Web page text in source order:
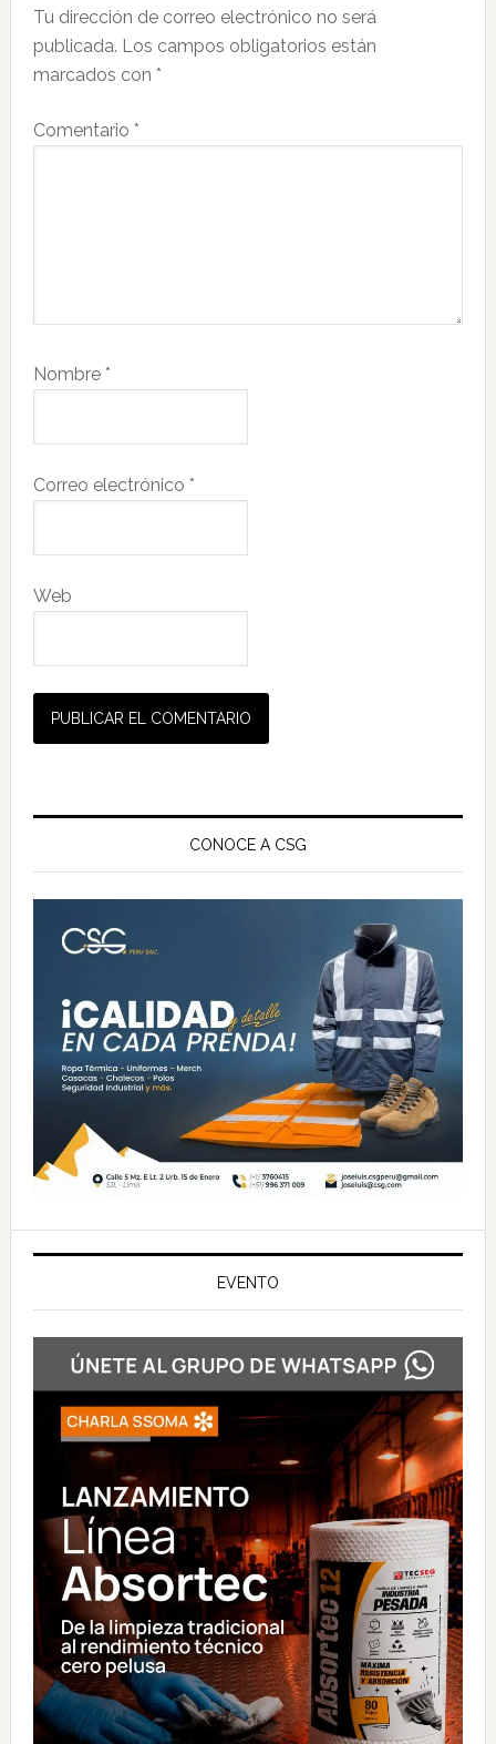
los
lectores
Tu dirección de correo electrónico no será
publicada. Los campos obligatorios están
marcados con *
Comentario *
Nombre *
Correo electrónico *
Web
Barra
principal
CONOCE A CSG
EVENTO